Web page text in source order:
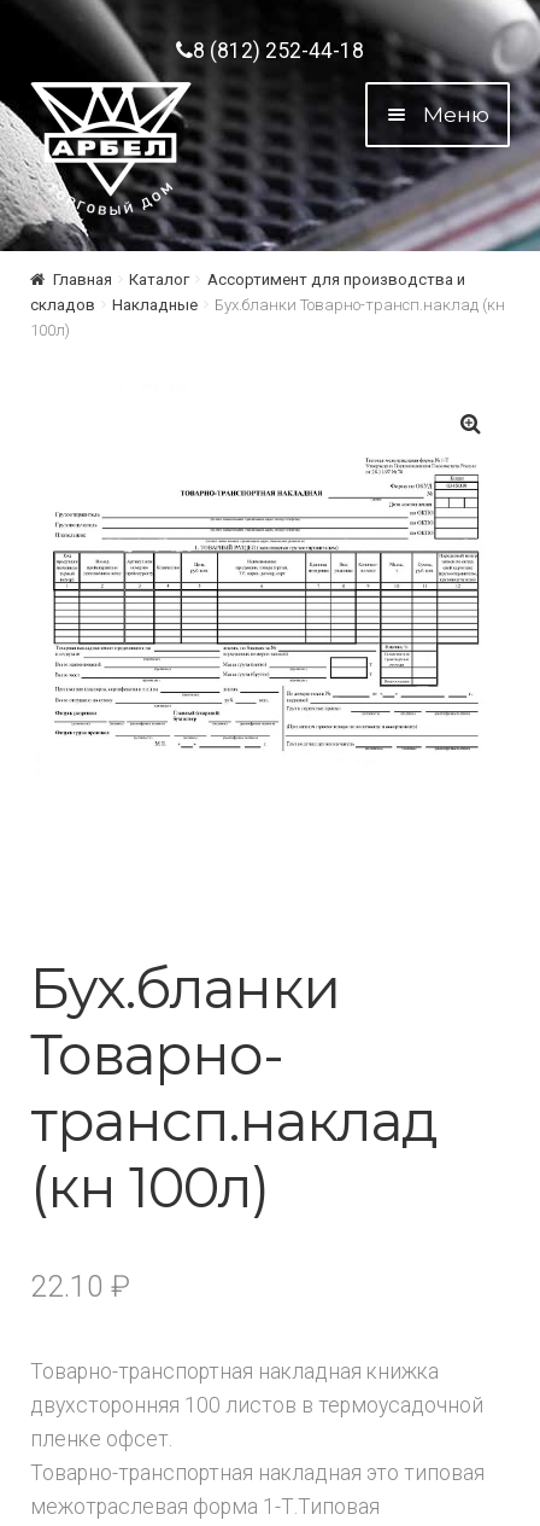
Перейти к навигации
Перейти к содержимому8 (812) 252-44-18
Меню
Главная Каталог
Ассортимент для производства и
складов
Накладные
Бух.бланки Товарно-трансп.наклад (кн
100л)
🔍
Бух.бланки
Товарно-
трансп.наклад
(кн 100л)
22.10 ₽
Товарно-транспортная накладная книжка
двухсторонняя 100 листов в термоусадочной
пленке офсет.
Товарно-транспортная накладная это типовая
межотраслевая форма 1-Т.Типовая